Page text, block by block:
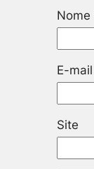
Nome
E-mail
Site